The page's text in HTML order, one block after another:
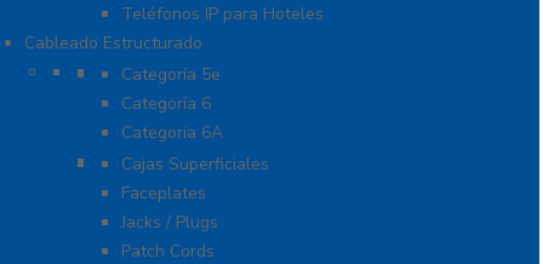
Teléfonos IP para Hoteles
Cableado Estructurado
Cable
Categoría 5e
Categoría 6
Categoría 6A
Cableado de Cobre
Cajas Superficiales
Faceplates
Jacks / Plugs
Patch Cords